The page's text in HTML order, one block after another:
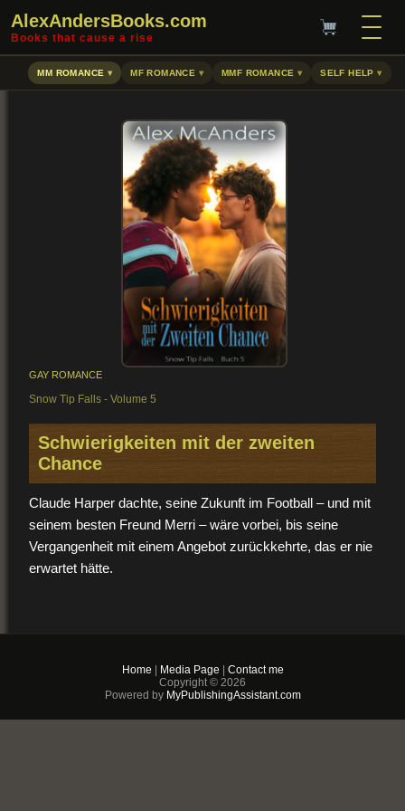
AlexAndersBooks.com
Books that cause a rise
MM ROMANCE MF ROMANCE MMF ROMANCE SELF HELP
GAY ROMANCE
Snow Tip Falls - Volume 5
Schwierigkeiten mit der zweiten
Chance
Claude Harper dachte, seine Zukunft im Football – und mit
seinem besten Freund Merri – wäre vorbei, bis seine
Vergangenheit mit einem Angebot zurückkehrte, das er nie
erwartet hätte.
seinen Job zu behalten, und er glaubt, dass Claude noch
immer das Herz und den Wurfarm hat, in die er sich einst
verliebt hat. Doch Claudes Abgang aus dem College-Team
Home Media Page
Contact me
Copyright © 2026
Powered byMyPublishingAssistant.com